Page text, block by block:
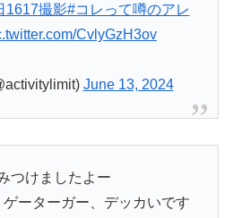
1617撮影#コレって噂のアレ
CvlyGzH3ov
June 13, 2024
つけましたよー
ーターガー、デッカいです